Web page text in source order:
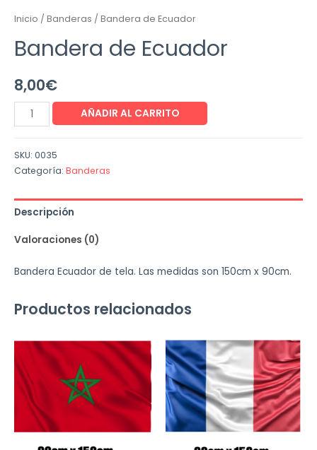
Inicio / Banderas / Bandera de Ecuador
Bandera de Ecuador
8,00€
AÑADIR AL CARRITO
SKU: 0035
Categoría: Banderas
Descripción
Valoraciones (0)
Bandera Ecuador de tela. Las medidas son 150cm x 90cm.
Productos relacionados